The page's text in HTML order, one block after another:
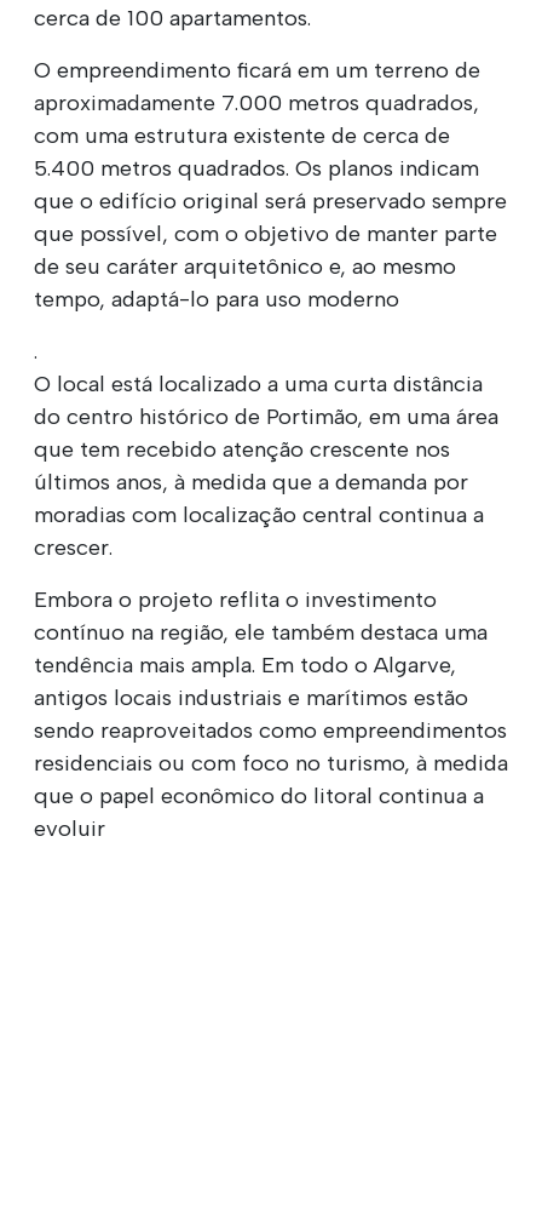
cerca de 100 apartamentos.
O empreendimento ficará em um terreno de
aproximadamente 7.000 metros quadrados,
com uma estrutura existente de cerca de
5.400 metros quadrados. Os planos indicam
que o edifício original será preservado sempre
que possível, com o objetivo de manter parte
de seu caráter arquitetônico e, ao mesmo
tempo, adaptá-lo para uso moderno
.
O local está localizado a uma curta distância
do centro histórico de Portimão, em uma área
que tem recebido atenção crescente nos
últimos anos, à medida que a demanda por
moradias com localização central continua a
crescer.
Embora o projeto reflita o investimento
contínuo na região, ele também destaca uma
tendência mais ampla. Em todo o Algarve,
antigos locais industriais e marítimos estão
sendo reaproveitados como empreendimentos
residenciais ou com foco no turismo, à medida
que o papel econômico do litoral continua a
evoluir